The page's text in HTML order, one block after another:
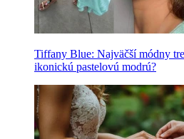
Tiffany Blue: Najväčší módny
ikonickú pastelovú modrú?